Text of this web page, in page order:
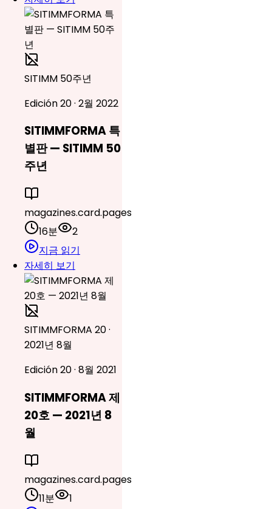
SITIMM 50주년
Edición 20 · 2월 2022
SITIMMFORMA 특
별판 — SITIMM 50
주년
magazines.card.pages
16분
2
지금 읽기
자세히 보기
SITIMMFORMA 20 ·
2021년 8월
Edición 20 · 8월 2021
SITIMMFORMA 제
20호 — 2021년 8
월
magazines.card.pages
11분
1